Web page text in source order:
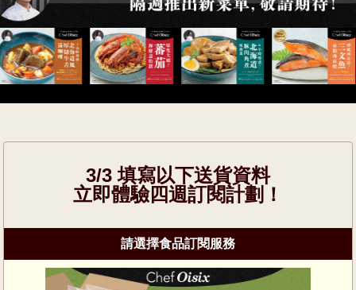
3/3 填寫以下送貨資料
立即體驗四週訂閱計劃！
請選擇食品訂閱服務